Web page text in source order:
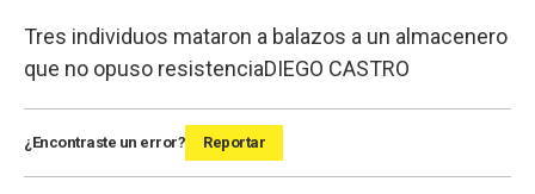
Tres individuos mataron a balazos a un almacenero
que no opuso resistenciaDIEGO CASTRO
¿Encontraste un error? Reportar